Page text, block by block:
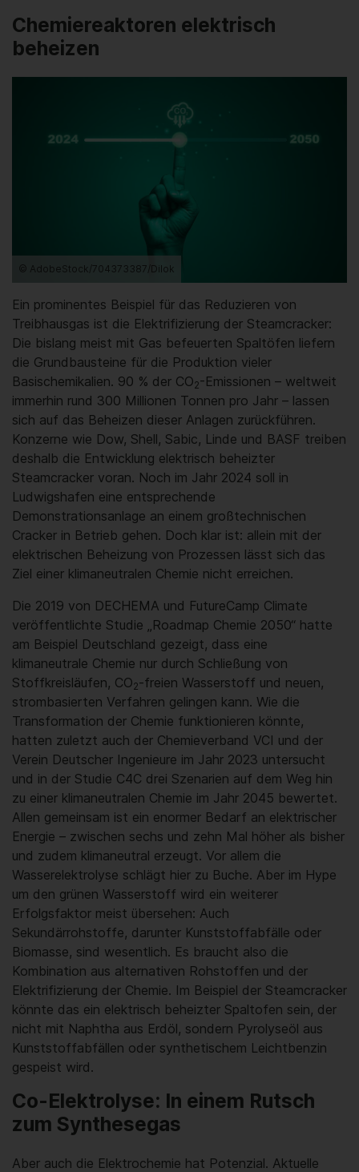
Chemiereaktoren elektrisch
beheizen
© AdobeStock/704373387/Dilok
Ein prominentes Beispiel für das Reduzieren von
Treibhausgas ist die Elektrifizierung der Steamcracker:
Die bislang meist mit Gas befeuerten Spaltöfen liefern
die Grundbausteine für die Produktion vieler
Basischemikalien. 90 % der CO2-Emissionen – weltweit
immerhin rund 300 Millionen Tonnen pro Jahr – lassen
sich auf das Beheizen dieser Anlagen zurückführen.
Konzerne wie Dow, Shell, Sabic, Linde und BASF treiben
deshalb die Entwicklung elektrisch beheizter
Steamcracker voran. Noch im Jahr 2024 soll in
Ludwigshafen eine entsprechende
Demonstrationsanlage an einem großtechnischen
Cracker in Betrieb gehen. Doch klar ist: allein mit der
elektrischen Beheizung von Prozessen lässt sich das
Ziel einer klimaneutralen Chemie nicht erreichen.
Die 2019 von DECHEMA und FutureCamp Climate
veröffentlichte Studie „Roadmap Chemie 2050“ hatte
am Beispiel Deutschland gezeigt, dass eine
klimaneutrale Chemie nur durch Schließung von
Stoffkreisläufen, CO2-freien Wasserstoff und neuen,
strombasierten Verfahren gelingen kann. Wie die
Transformation der Chemie funktionieren könnte,
hatten zuletzt auch der Chemieverband VCI und der
Verein Deutscher Ingenieure im Jahr 2023 untersucht
und in der Studie C4C drei Szenarien auf dem Weg hin
zu einer klimaneutralen Chemie im Jahr 2045 bewertet.
Allen gemeinsam ist ein enormer Bedarf an elektrischer
Energie – zwischen sechs und zehn Mal höher als bisher
und zudem klimaneutral erzeugt. Vor allem die
Wasserelektrolyse schlägt hier zu Buche. Aber im Hype
um den grünen Wasserstoff wird ein weiterer
Erfolgsfaktor meist übersehen: Auch
Sekundärrohstoffe, darunter Kunststoffabfälle oder
Biomasse, sind wesentlich. Es braucht also die
Kombination aus alternativen Rohstoffen und der
Elektrifizierung der Chemie. Im Beispiel der Steamcracker
könnte das ein elektrisch beheizter Spaltofen sein, der
nicht mit Naphtha aus Erdöl, sondern Pyrolyseöl aus
Kunststoffabfällen oder synthetischem Leichtbenzin
gespeist wird.
Co-Elektrolyse: In einem Rutsch
zum Synthesegas
Aber auch die Elektrochemie hat Potenzial. Aktuelle